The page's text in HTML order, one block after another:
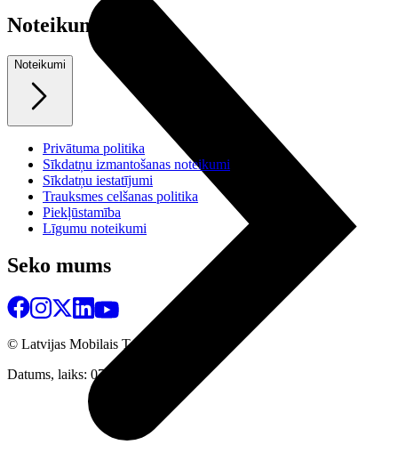
Noteikumi
Noteikumi
Privātuma politika
Sīkdatņu izmantošanas noteikumi
Sīkdatņu iestatījumi
Trauksmes celšanas politika
Piekļūstamība
Līgumu noteikumi
Seko mums
© Latvijas Mobilais Telefons
Datums, laiks: 07.08.2026 08:22